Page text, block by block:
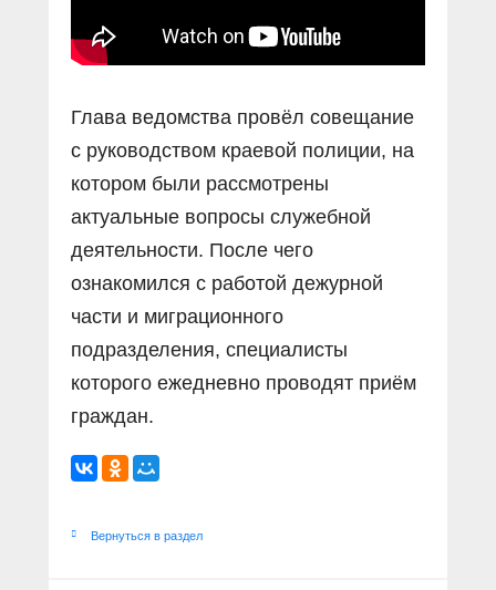
Глава ведомства провёл совещание
с руководством краевой полиции, на
котором были рассмотрены
актуальные вопросы служебной
деятельности. После чего
ознакомился с работой дежурной
части и миграционного
подразделения, специалисты
которого ежедневно проводят приём
граждан.
Вернуться в раздел